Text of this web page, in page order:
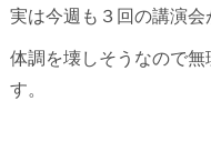
実は今週も３回の講演
体調を壊しそうなので無
す。